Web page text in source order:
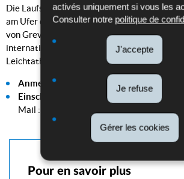
activés uniquement si vous les
Consulter notre politique de
J'accepte
Je refuse
Gérer les cookies
Die Laufstrecke ist flach, schnell und amtlich
am Ufer der Mosel entlang und durch den
von Grevenmacher. Der Lauf findet nach den
internationalen Wettkampfbestimmungen
Leichtathletik Verbandes statt.
Anmeldeschluss
ist der 08. April 2020
Einschreibungen
mit beiliegendem
Mail :
Pour en savoir plus